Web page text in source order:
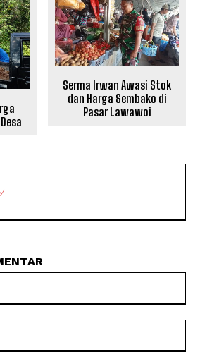
Serma Irwan Awasi Stok
dan Harga Sembako di
Pasar Lawawoi